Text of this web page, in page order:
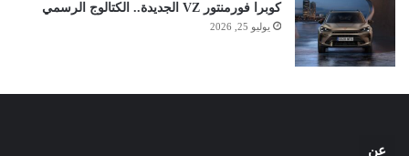
كوبرا فورمنتور VZ الجديدة.. الكتالوج الرسمي
يوليو 25, 2026
عن